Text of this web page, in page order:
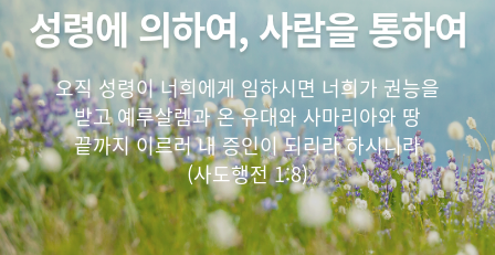
성령에 의하여, 사람을 통하여
오직 성령이 너희에게 임하시면 너희가 권능을
받고 예루살렘과 온 유대와 사마리아와 땅
끝까지 이르러 내 증인이 되리라 하시니라
(사도행전 1:8)